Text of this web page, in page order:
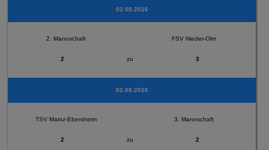
02.08.2026
2. Mannschaft FSV Nieder-Olm
2 zu 3
02.08.2026
TSV Mainz-Ebersheim 3. Mannschaft
2 zu 2